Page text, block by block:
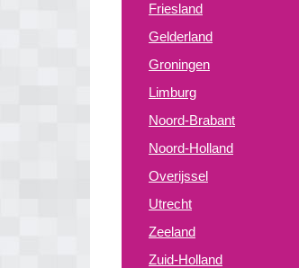
Friesland
Gelderland
Groningen
Limburg
Noord-Brabant
Noord-Holland
Overijssel
Utrecht
Zeeland
Zuid-Holland